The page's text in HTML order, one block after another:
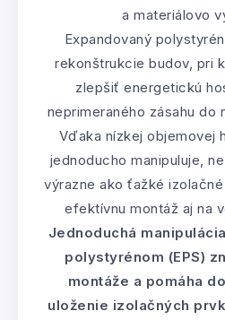
a materiálovo
Expandovaný
rekonštrukcie budov, pri
zlepšiť energetickú
neprimeraného zásahu do
Vďaka nízkej objemovej
jednoducho manipuluje,
výrazne ako ťažké
efektívnu montáž aj na
Jednoduchá
polystyrénom (EPS)
montáže a pomáha
uloženie izolačných